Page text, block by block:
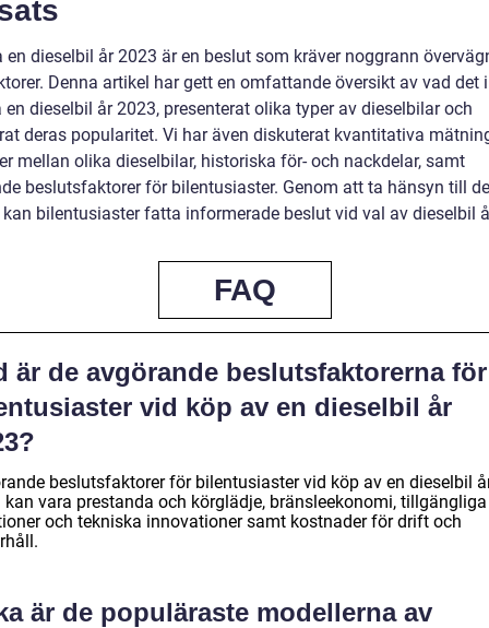
en dieselbil år 2023 är en beslut som kräver noggrann
Denna artikel har gett en omfattande översikt av vad det
en dieselbil år 2023, presenterat olika typer av dieselbilar och
deras popularitet. Vi har även diskuterat kvantitativa
mellan olika dieselbilar, historiska för- och nackdelar, samt
beslutsfaktorer för bilentusiaster. Genom att ta hänsyn till
bilentusiaster fatta informerade beslut vid val av dieselbil
FAQ
är de avgörande beslutsfaktorerna för
vid köp av en dieselbil år
beslutsfaktorer för bilentusiaster vid köp av en dieselbil
kan vara prestanda och körglädje, bränsleekonomi, tillgängliga
och tekniska innovationer samt kostnader för drift och
är de populäraste modellerna av